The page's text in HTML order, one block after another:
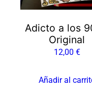
Adicto a los
Original
12,00 €
Añadir al